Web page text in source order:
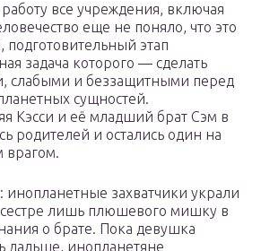
все учреждения, включая
еще не поняло, что это
этап
задача которого — сделать
слабыми и беззащитными перед
сущностей.
Кэсси и её младший брат Сэм в
родителей и остались один на
врагом.
инопланетные захватчики украли
сестре лишь плюшевого мишку в
о брате. Пока девушка
дальше, инопланетяне